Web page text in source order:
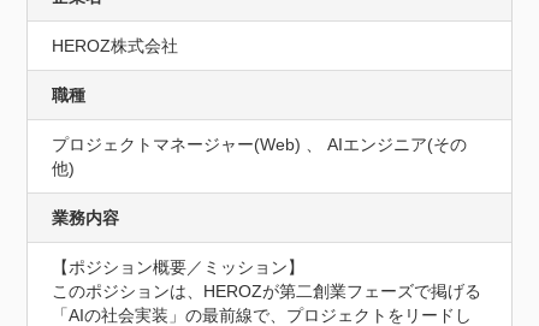
HEROZ株式会社
職種
プロジェクトマネージャー(Web) 、 AIエンジニア(その
他)
業務内容
【ポジション概要／ミッション】
このポジションは、HEROZが第二創業フェーズで掲げる
「AIの社会実装」の最前線で、プロジェクトをリードし